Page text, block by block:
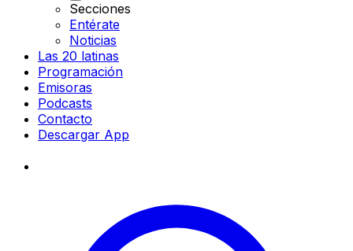
Secciones
Entérate
Noticias
Las 20 latinas
Programación
Emisoras
Podcasts
Contacto
Descargar App